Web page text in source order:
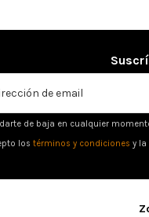
de baja en cualquier
los términos y condiciones y la